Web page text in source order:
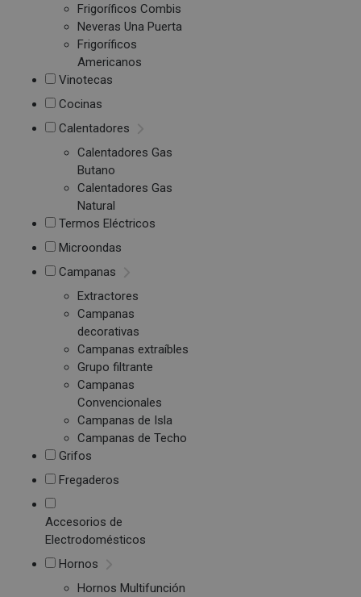
Frigoríficos Combis
Neveras Una Puerta
Frigoríficos
Americanos
Vinotecas
Cocinas
Calentadores
Calentadores Gas
Butano
Calentadores Gas
Natural
Termos Eléctricos
Microondas
Campanas
Extractores
Campanas
decorativas
Campanas extraíbles
Grupo filtrante
Campanas
Convencionales
Campanas de Isla
Campanas de Techo
Grifos
Fregaderos
Accesorios de
Electrodomésticos
Hornos
Hornos Multifunción